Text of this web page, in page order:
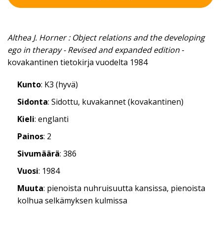
Althea J. Horner : Object relations and the developing
ego in therapy - Revised and expanded edition -
kovakantinen tietokirja vuodelta 1984
Kunto: K3 (hyvä)
Sidonta: Sidottu, kuvakannet (kovakantinen)
Kieli: englanti
Painos: 2
Sivumäärä: 386
Vuosi: 1984
Muuta: pienoista nuhruisuutta kansissa, pienoista
kolhua selkämyksen kulmissa